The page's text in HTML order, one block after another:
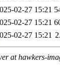
02-27 15:21
02-27 15:21
02-27 15:21
at hawkers-